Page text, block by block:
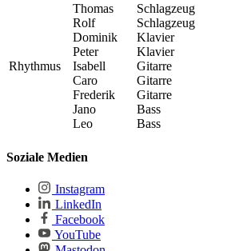
Rhythmus
Thomas
Rolf
Dominik
Peter
Isabell
Caro
Frederik
Jano
Leo
Schlagzeug
Schlagzeug
Klavier
Klavier
Gitarre
Gitarre
Gitarre
Bass
Bass
Soziale Medien
Instagram
LinkedIn
Facebook
YouTube